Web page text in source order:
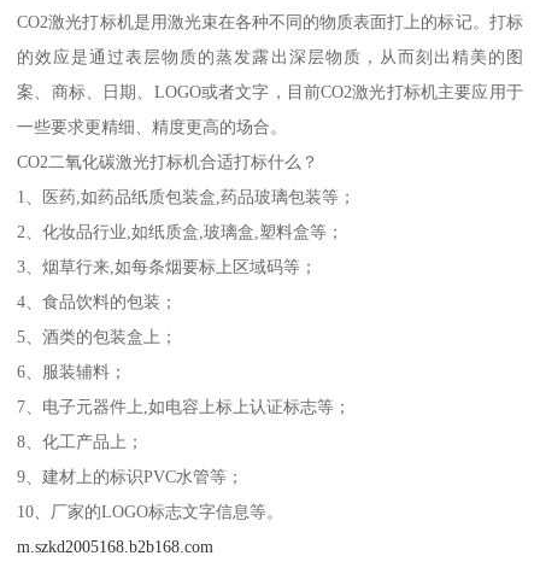
CO2激光打标机是用激光束在各种不同的物质表面打上的标记。打标
的效应是通过表层物质的蒸发露出深层物质，从而刻出精美的图
案、商标、日期、LOGO或者文字，目前CO2激光打标机主要应用于
一些要求更精细、精度更高的场合。
CO2二氧化碳激光打标机合适打标什么？
1、医药,如药品纸质包装盒,药品玻璃包装等；
2、化妆品行业,如纸质盒,玻璃盒,塑料盒等；
3、烟草行来,如每条烟要标上区域码等；
4、食品饮料的包装；
5、酒类的包装盒上；
6、服装辅料；
7、电子元器件上,如电容上标上认证标志等；
8、化工产品上；
9、建材上的标识PVC水管等；
10、厂家的LOGO标志文字信息等。
m.szkd2005168.b2b168.com